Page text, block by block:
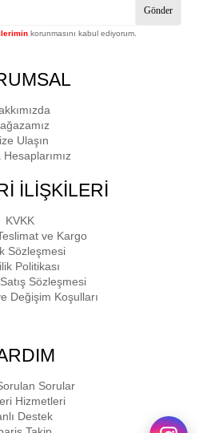
Gönder
korunmasını kabul ediyorum.
Ulaşın
Hesaplarımız
İLİŞKİLERİ
KVKK
ve Kargo
Sözleşmesi
Politikası
Sözleşmesi
Değişim Koşulları
Sorular
Hizmetleri
Destek